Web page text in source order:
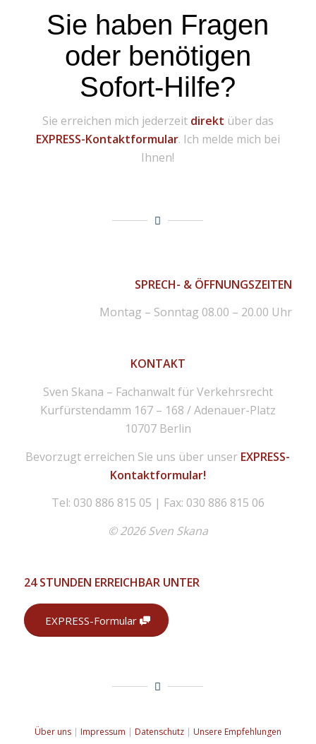
Sie haben Fragen
oder benötigen
Sofort-Hilfe?
Sie erreichen mich jederzeit direkt über das
EXPRESS-Kontaktformular. Ich melde mich bei
Ihnen!
SPRECH- & ÖFFNUNGSZEITEN
Montag – Sonntag 08.00 – 20.00 Uhr
KONTAKT
Sven Skana – Fachanwalt für Verkehrsrecht
Kurfürstendamm 167 – 168 / Adenauer-Platz
10707 Berlin
Bevorzugt erreichen Sie uns über unser EXPRESS-
Kontaktformular!
Tel: 030 886 815 05 | Fax: 030 886 815 06
© 2026 Sven Skana
24 STUNDEN ERREICHBAR UNTER
EXPRESS-Formular
Über uns| Impressum | Datenschutz | Unsere Empfehlungen